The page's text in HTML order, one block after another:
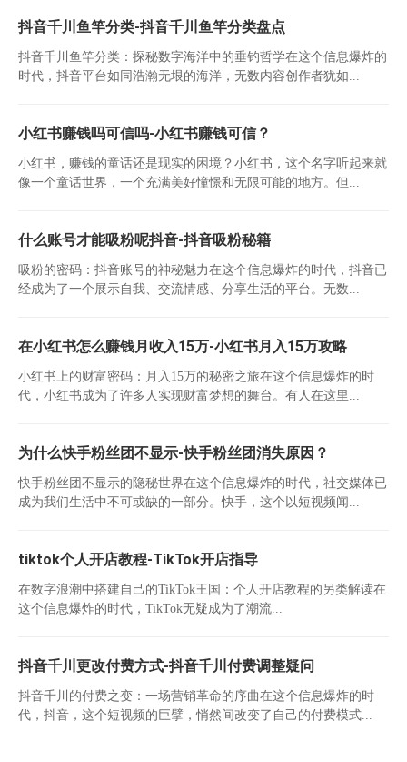
抖音千川鱼竿分类-抖音千川鱼竿分类盘点
抖音千川鱼竿分类：探秘数字海洋中的垂钓哲学在这个信息爆炸的
时代，抖音平台如同浩瀚无垠的海洋，无数内容创作者犹如...
小红书赚钱吗可信吗-小红书赚钱可信？
小红书，赚钱的童话还是现实的困境？小红书，这个名字听起来就
像一个童话世界，一个充满美好憧憬和无限可能的地方。但...
什么账号才能吸粉呢抖音-抖音吸粉秘籍
吸粉的密码：抖音账号的神秘魅力在这个信息爆炸的时代，抖音已
经成为了一个展示自我、交流情感、分享生活的平台。无数...
在小红书怎么赚钱月收入15万-小红书月入15万攻略
小红书上的财富密码：月入15万的秘密之旅在这个信息爆炸的时
代，小红书成为了许多人实现财富梦想的舞台。有人在这里...
为什么快手粉丝团不显示-快手粉丝团消失原因？
快手粉丝团不显示的隐秘世界在这个信息爆炸的时代，社交媒体已
成为我们生活中不可或缺的一部分。快手，这个以短视频闻...
tiktok个人开店教程-TikTok开店指导
在数字浪潮中搭建自己的TikTok王国：个人开店教程的另类解读在
这个信息爆炸的时代，TikTok无疑成为了潮流...
抖音千川更改付费方式-抖音千川付费调整疑问
抖音千川的付费之变：一场营销革命的序曲在这个信息爆炸的时
代，抖音，这个短视频的巨擘，悄然间改变了自己的付费模式...